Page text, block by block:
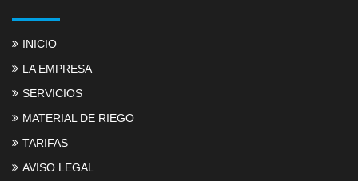
INICIO
LA EMPRESA
SERVICIOS
MATERIAL DE RIEGO
TARIFAS
AVISO LEGAL